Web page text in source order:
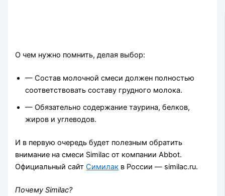
О чем нужно помнить, делая выбор:
— Состав молочной смеси должен полностью
соответствовать составу грудного молока.
— Обязательно содержание таурина, белков,
жиров и углеводов.
И в первую очередь будет полезным обратить
внимание на смеси Similac от компании Abbot.
Официальный сайтСимилак в России — similac.ru.
ПочемуSimilac?